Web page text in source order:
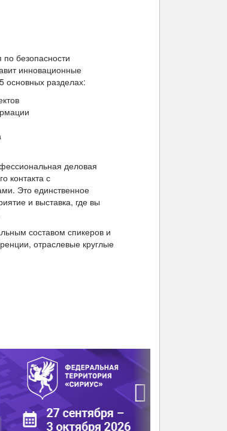
безопасности
инновационные
основных разделах:
деловая
контакта с
Это единственное
и выставка, где вы
составом спикеров и
отраслевые круглые
›